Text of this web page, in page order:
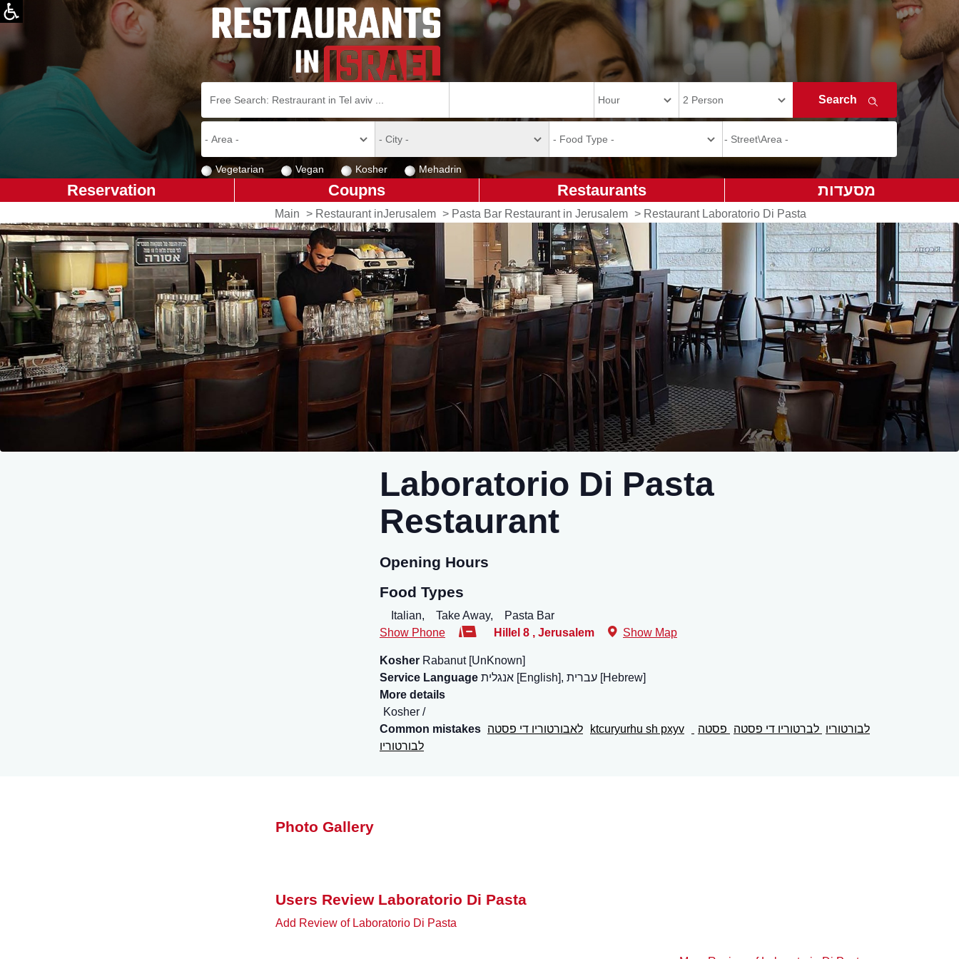
Vegetarian Vegan Kosher Mehadrin
מסעדות Restaurants
Coupns
Reservation
Main > Restaurant inJerusalem > Pasta Bar Restaurant in Jerusalem > Restaurant Laboratorio Di Pasta
Laboratorio Di Pasta
Restaurant
Opening Hours
Food Types
Italian, Take Away,
Pasta Bar
Show Phone
Hillel 8 , Jerusalem Show Map
Kosher Rabanut [UnKnown]
Service Language
אנגלית [English], עברית [Hebrew]
More details
Kosher
Common mistakes לאבורטוריו די פסטה ktcuryurhu sh pxyv לבורטוריו לברטוריו די פסטה
פסטה
לבורטוריו
Photo Gallery
Users Review Laboratorio Di Pasta
Add Review of Laboratorio Di Pasta